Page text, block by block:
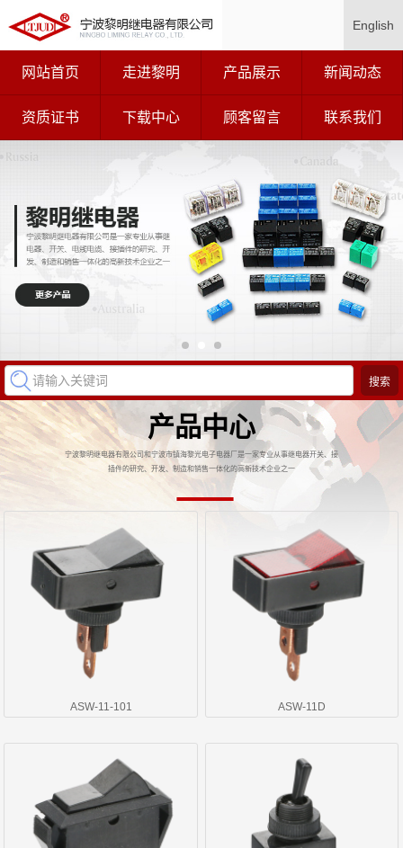
English
网站首页 走进黎明 产品展示 新闻动态
资质证书 下载中心 顾客留言 联系我们
产品中心
宁波黎明继电器有限公司和宁波市镇海黎光电子电器厂是一家专业从事继电器开关、接
插件的研究、开发、制造和销售一体化的高新技术企业之一
ASW-11-101 ASW-11D